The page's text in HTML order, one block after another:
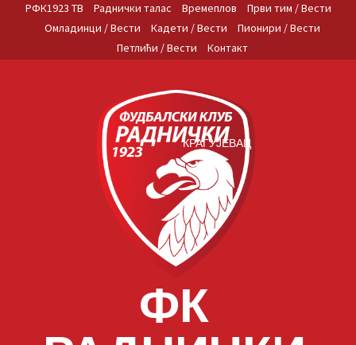
РФК1923 ТВ Раднички талас Времеплов
Први тим / Вести
Омладинци / Вести
Кадети / Вести
Пионири / Вести
Петлићи / Вести
Контакт
ФК
КРАГУЈЕВАЦ